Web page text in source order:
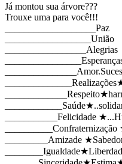
Já montou sua árvore???
Trouxe uma para você!!!
___________________Paz
__________________União
_________________Alegrias
___________Felicidade
_________Amizade